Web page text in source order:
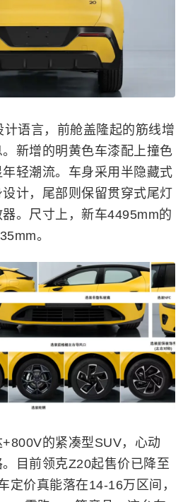
语言，前舱盖隆起的筋线增
新增的明黄色车漆配上撞色
轻潮流。车身采用半隐藏式
计，尾部则保留贯穿式尾灯
。尺寸上，新车4495mm的
。
的紧凑型SUV，心动
目前领克Z20起售价已降至
定价真能落在14-16万区间，